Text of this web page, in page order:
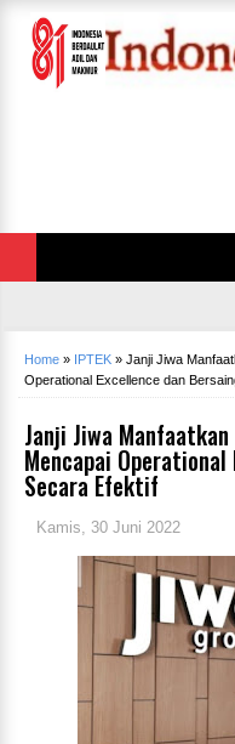
Home » IPTEK » Janji Jiwa
Operational Excellence dan
Janji Jiwa
Mencapai
Secara Efektif
Kamis, 30 Juni 2022